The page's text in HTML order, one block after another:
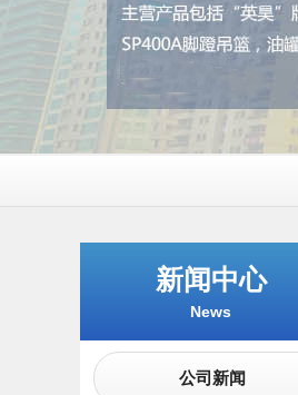
新闻中心
News
公司新闻